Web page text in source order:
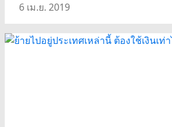
6 เม.ย. 2019